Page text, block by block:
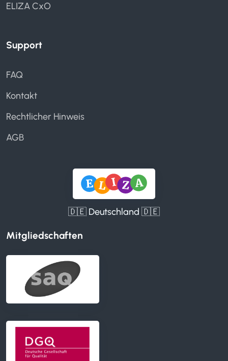
ELIZA CxO
Support
FAQ
Kontakt
Rechtlicher Hinweis
AGB
🇩🇪 Deutschland 🇩🇪
Mitgliedschaften